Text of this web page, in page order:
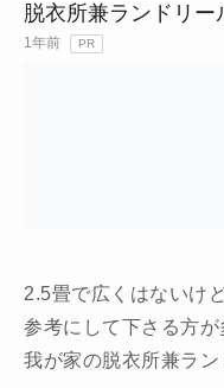
脱衣所兼ランドリー
1年前 PR
2.5畳で広くはないけ
参考にして下さる方が
我が家の脱衣所兼ラン